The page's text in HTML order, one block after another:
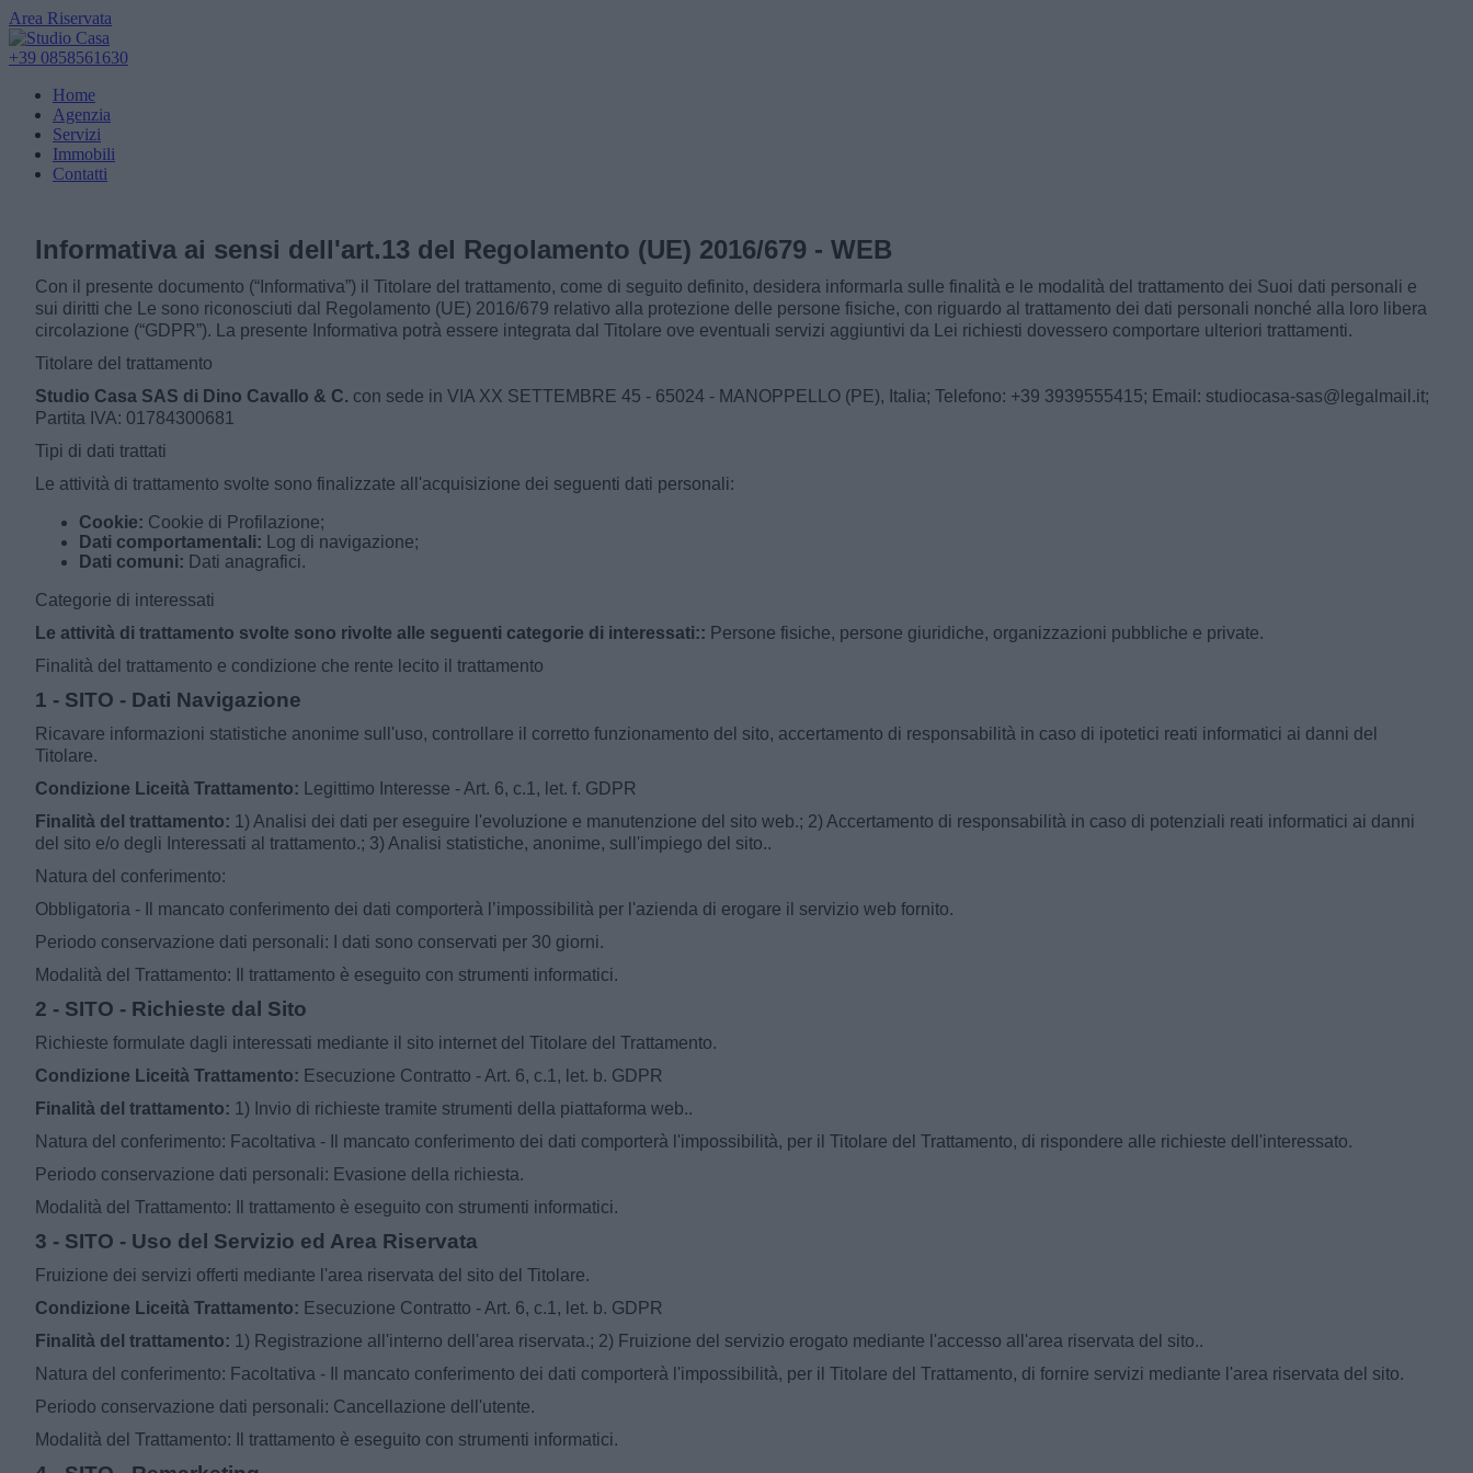
Area Riservata
+39 0858561630
Home
Agenzia
Servizi
Immobili
Contatti
Informativa ai sensi dell'art.13 del Regolamento (UE) 2016/679 - WEB
Con il presente documento (“Informativa”) il Titolare del trattamento, come di seguito definito, desidera informarla sulle finalità e le modalità del trattamento dei Suoi dati personali e
sui diritti che Le sono riconosciuti dal Regolamento (UE) 2016/679 relativo alla protezione delle persone fisiche, con riguardo al trattamento dei dati personali nonché alla loro libera
circolazione (“GDPR”). La presente Informativa potrà essere integrata dal Titolare ove eventuali servizi aggiuntivi da Lei richiesti dovessero comportare ulteriori trattamenti.
Titolare del trattamento
Studio Casa SAS di Dino Cavallo & C. con sede in VIA XX SETTEMBRE 45 - 65024 - MANOPPELLO (PE), Italia; Telefono: +39 3939555415; Email: studiocasa-sas@legalmail.it;
Partita IVA: 01784300681
Tipi di dati trattati
Le attività di trattamento svolte sono finalizzate all'acquisizione dei seguenti dati personali:
Cookie: Cookie di Profilazione;
Dati comportamentali: Log di navigazione;
Dati comuni: Dati anagrafici.
Categorie di interessati
Le attività di trattamento svolte sono rivolte alle seguenti categorie di interessati:: Persone fisiche, persone giuridiche, organizzazioni pubbliche e private.
Finalità del trattamento e condizione che rente lecito il trattamento
1 - SITO - Dati Navigazione
Ricavare informazioni statistiche anonime sull'uso, controllare il corretto funzionamento del sito, accertamento di responsabilità in caso di ipotetici reati informatici ai danni del
Titolare.
Condizione Liceità Trattamento: Legittimo Interesse - Art. 6, c.1, let. f. GDPR
Finalità del trattamento: 1) Analisi dei dati per eseguire l'evoluzione e manutenzione del sito web.; 2) Accertamento di responsabilità in caso di potenziali reati informatici ai danni
del sito e/o degli Interessati al trattamento.; 3) Analisi statistiche, anonime, sull'impiego del sito..
Natura del conferimento:
Obbligatoria - Il mancato conferimento dei dati comporterà l’impossibilità per l'azienda di erogare il servizio web fornito.
Periodo conservazione dati personali: I dati sono conservati per 30 giorni.
Modalità del Trattamento: Il trattamento è eseguito con strumenti informatici.
2 - SITO - Richieste dal Sito
Richieste formulate dagli interessati mediante il sito internet del Titolare del Trattamento.
Condizione Liceità Trattamento: Esecuzione Contratto - Art. 6, c.1, let. b. GDPR
Finalità del trattamento: 1) Invio di richieste tramite strumenti della piattaforma web..
Natura del conferimento: Facoltativa - Il mancato conferimento dei dati comporterà l'impossibilità, per il Titolare del Trattamento, di rispondere alle richieste dell'interessato.
Periodo conservazione dati personali: Evasione della richiesta.
Modalità del Trattamento: Il trattamento è eseguito con strumenti informatici.
3 - SITO - Uso del Servizio ed Area Riservata
Fruizione dei servizi offerti mediante l'area riservata del sito del Titolare.
Condizione Liceità Trattamento: Esecuzione Contratto - Art. 6, c.1, let. b. GDPR
Finalità del trattamento: 1) Registrazione all'interno dell'area riservata.; 2) Fruizione del servizio erogato mediante l'accesso all'area riservata del sito..
Natura del conferimento: Facoltativa - Il mancato conferimento dei dati comporterà l'impossibilità, per il Titolare del Trattamento, di fornire servizi mediante l'area riservata del sito.
Periodo conservazione dati personali: Cancellazione dell'utente.
Modalità del Trattamento: Il trattamento è eseguito con strumenti informatici.